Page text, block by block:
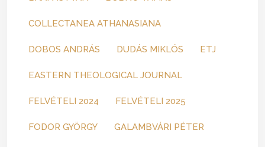
COLLECTANEA ATHANASIANA
DOBOS ANDRÁS DUDÁS MIKLÓS ETJ
EASTERN THEOLOGICAL JOURNAL
FELVÉTELI 2024 FELVÉTELI 2025
FODOR GYÖRGY GALAMBVÁRI PÉTER